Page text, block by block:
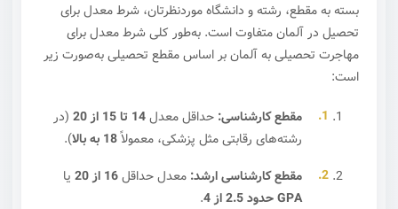
بسته به مقطع، رشته و دانشگاه مورد‌نظرتان، شرط معدل برای
تحصیل در آلمان متفاوت است. به‌طور کلی شرط معدل برای
مهاجرت تحصیلی به آلمان بر اساس مقطع تحصیلی به‌صورت زیر
است:
مقطع کارشناسی: حداقل معدل14 تا 15 از 20
(در
رشته‌های رقابتی مثل پزشکی، معمولاً18 به بالا
).
مقطع کارشناسی ارشد: معدل حداقل16 از 20
یا
GPA حدود 2.5 از 4
.